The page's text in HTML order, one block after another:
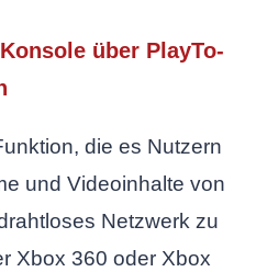
über PlayTo-
die es Nutzern
und Videoinhalte von
Netzwerk zu
Xbox 360 oder Xbox